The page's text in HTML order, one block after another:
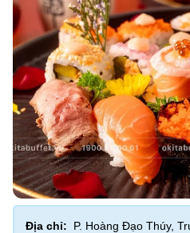
Địa chỉ: P. Hoàng Đạo Thúy,